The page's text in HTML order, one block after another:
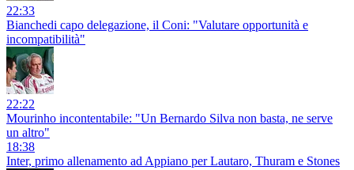
22:33
Bianchedi capo delegazione, il Coni: "Valutare opportunità e
incompatibilità"
22:22
Mourinho incontentabile: "Un Bernardo Silva non basta, ne serve
un altro"
18:38
Inter, primo allenamento ad Appiano per Lautaro, Thuram e Stones